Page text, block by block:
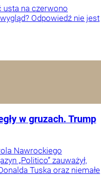
usta na czerwono
Odpowiedź nie jest
w gruzach. Trump
Nawrockiego
„Politico” zauważył,
Tuska oraz niemałe